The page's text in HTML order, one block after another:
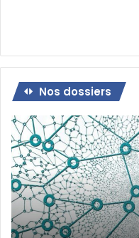
Nos dossiers
Dossier
:
Qu’est-
ce
que
l’intelligence
artificielle
?